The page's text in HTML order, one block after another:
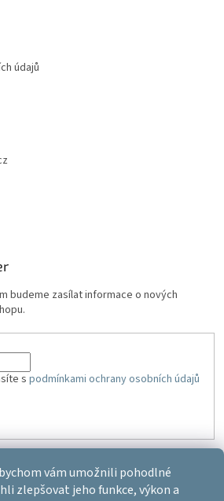
vám umožnili pohodlné
zlepšovat jeho funkce, výkon a
údajů
budeme zasílat informace o nových
s podmínkami ochrany osobních údajů
Vytvořil Shoptet